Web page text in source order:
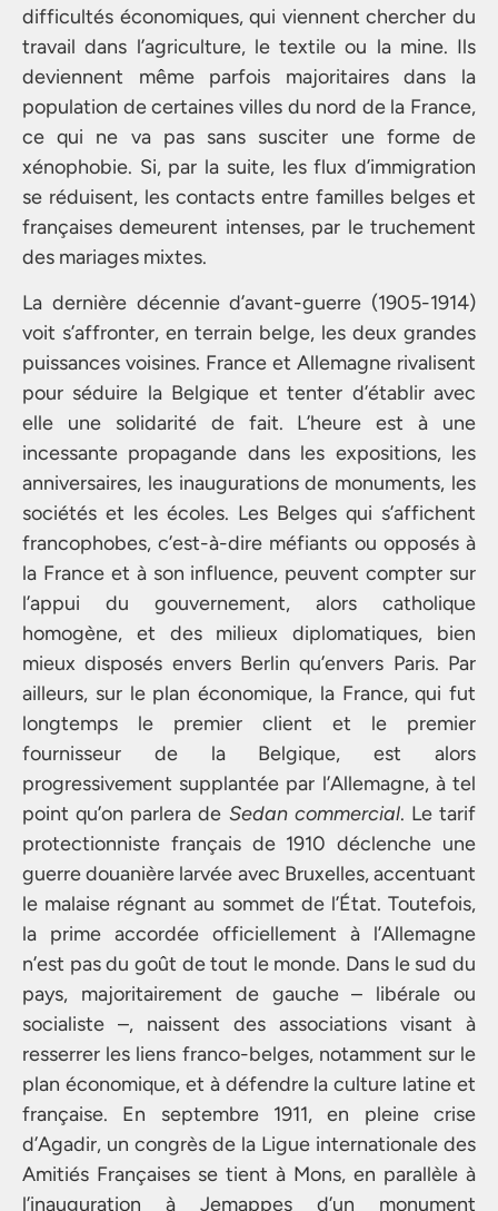
difficultés économiques, qui viennent chercher du
travail dans l’agriculture, le textile ou la mine. Ils
deviennent même parfois majoritaires dans la
population de certaines villes du nord de la France,
ce qui ne va pas sans susciter une forme de
xénophobie. Si, par la suite, les flux d’immigration
se réduisent, les contacts entre familles belges et
françaises demeurent intenses, par le truchement
des mariages mixtes.
La dernière décennie d’avant-guerre (1905-1914)
voit s’affronter, en terrain belge, les deux grandes
puissances voisines. France et Allemagne rivalisent
pour séduire la Belgique et tenter d’établir avec
elle une solidarité de fait. L’heure est à une
incessante propagande dans les expositions, les
anniversaires, les inaugurations de monuments, les
sociétés et les écoles. Les Belges qui s’affichent
francophobes, c’est-à-dire méfiants ou opposés à
la France et à son influence, peuvent compter sur
l’appui du gouvernement, alors catholique
homogène, et des milieux diplomatiques, bien
mieux disposés envers Berlin qu’envers Paris. Par
ailleurs, sur le plan économique, la France, qui fut
longtemps le premier client et le premier
fournisseur de la Belgique, est alors
progressivement supplantée par l’Allemagne, à tel
point qu’on parlera de Sedan commercial. Le tarif
protectionniste français de 1910 déclenche une
guerre douanière larvée avec Bruxelles, accentuant
le malaise régnant au sommet de l’État. Toutefois,
la prime accordée officiellement à l’Allemagne
n’est pas du goût de tout le monde. Dans le sud du
pays, majoritairement de gauche – libérale ou
socialiste –, naissent des associations visant à
resserrer les liens franco-belges, notamment sur le
plan économique, et à défendre la culture latine et
française. En septembre 1911, en pleine crise
d’Agadir, un congrès de la Ligue internationale des
Amitiés Françaises se tient à Mons, en parallèle à
l’inauguration à Jemappes d’un monument